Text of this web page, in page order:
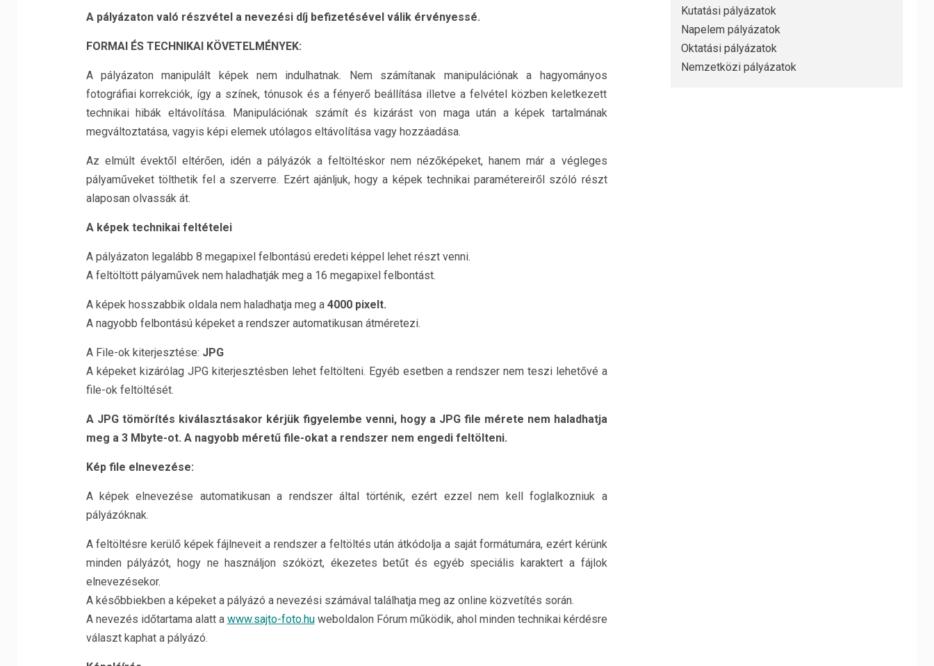
A pályázaton való részvétel a nevezési díj befizetésével válik érvényessé.
FORMAI ÉS TECHNIKAI KÖVETELMÉNYEK:
A pályázaton manipulált képek nem indulhatnak. Nem számítanak manipulációnak a hagyományos
fotográfiai korrekciók, így a színek, tónusok és a fényerő beállítása illetve a felvétel közben keletkezett
technikai hibák eltávolítása. Manipulációnak számít és kizárást von maga után a képek tartalmának
megváltoztatása, vagyis képi elemek utólagos eltávolítása vagy hozzáadása.
Az elmúlt évektől eltérően, idén a pályázók a feltöltéskor nem nézőképeket, hanem már a végleges
pályaműveket tölthetik fel a szerverre. Ezért ajánljuk, hogy a képek technikai paramétereiről szóló részt
alaposan olvassák át.
A képek technikai feltételei
A pályázaton legalább 8 megapixel felbontású eredeti képpel lehet részt venni.
A feltöltött pályaművek nem haladhatják meg a 16 megapixel felbontást.
A képek hosszabbik oldala nem haladhatja meg a 4000 pixelt.
A nagyobb felbontású képeket a rendszer automatikusan átméretezi.
A File-ok kiterjesztése: JPG
A képeket kizárólag JPG kiterjesztésben lehet feltölteni. Egyéb esetben a rendszer nem teszi lehetővé a
file-ok feltöltését.
A JPG tömörítés kiválasztásakor kérjük figyelembe venni, hogy a JPG file mérete nem haladhatja
meg a 3 Mbyte-ot. A nagyobb méretű file-okat a rendszer nem engedi feltölteni.
Kép file elnevezése:
A képek elnevezése automatikusan a rendszer által történik, ezért ezzel nem kell foglalkozniuk a
pályázóknak.
A feltöltésre kerülő képek fájlneveit a rendszer a feltöltés után átkódolja a saját formátumára, ezért kérünk
minden pályázót, hogy ne használjon szóközt, ékezetes betűt és egyéb speciális karaktert a fájlok
elnevezésekor.
A későbbiekben a képeket a pályázó a nevezési számával találhatja meg az online közvetítés során.
A nevezés időtartama alatt a www.sajto-foto.huweboldalon Fórum működik, ahol minden technikai kérdésre
választ kaphat a pályázó.
Kutatási pályázatok
Napelem pályázatok
Oktatási pályázatok
Nemzetközi pályázatok